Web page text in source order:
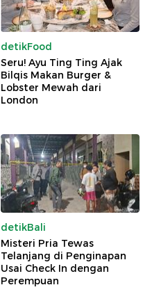
detikFood
Seru! Ayu Ting Ting Ajak
Bilqis Makan Burger &
Lobster Mewah dari
London
detikBali
Misteri Pria Tewas
Telanjang di Penginapan
Usai Check In dengan
Perempuan